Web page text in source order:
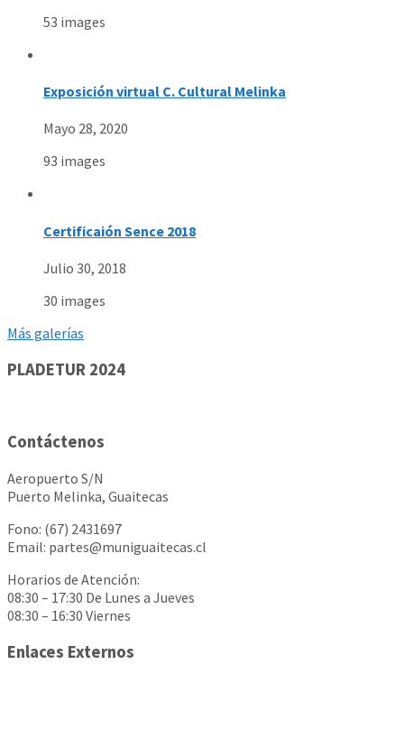
53 images
Exposición virtual C. Cultural Melinka
Mayo 28, 2020
93 images
Certificaión Sence 2018
Julio 30, 2018
30 images
Más galerías
PLADETUR 2024
Contáctenos
Aeropuerto S/N
Puerto Melinka, Guaitecas
Fono: (67) 2431697
Email: partes@muniguaitecas.cl
Horarios de Atención:
08:30 – 17:30 De Lunes a Jueves
08:30 – 16:30 Viernes
Enlaces Externos